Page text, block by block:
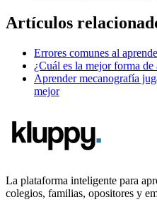
Artículos
Errores comunes al
¿Cuál es la mejor forma
Aprender mecanografía
mejor
La plataforma inteligente para
colegios, familias, opositores y